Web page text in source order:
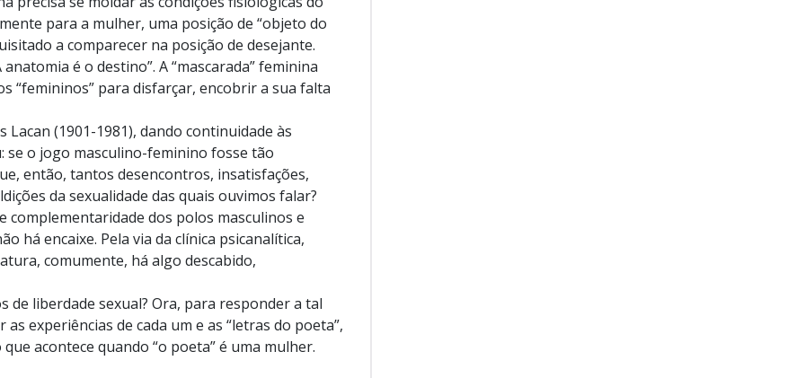
para a mulher, uma posição de “objeto do
a comparecer na posição de desejante.
é o destino”. A “mascarada” feminina
“femininos” para disfarçar, encobrir a sua falta
Lacan (1901-1981), dando continuidade às
se o jogo masculino-feminino fosse tão
então, tantos desencontros, insatisfações,
da sexualidade das quais ouvimos falar?
complementaridade dos polos masculinos e
há encaixe. Pela via da clínica psicanalítica,
comumente, há algo descabido,
de liberdade sexual? Ora, para responder a tal
experiências de cada um e as “letras do poeta”,
acontece quando “o poeta” é uma mulher.